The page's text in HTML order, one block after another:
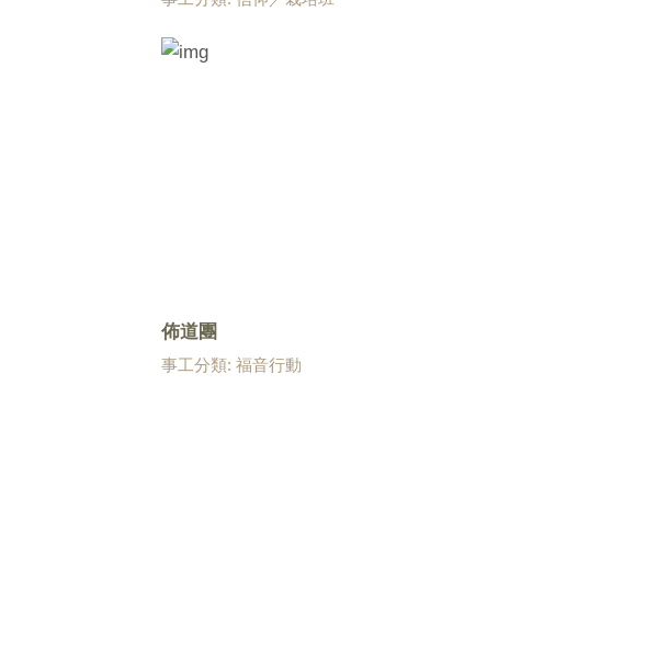
佈道團
事工分類: 福音行動